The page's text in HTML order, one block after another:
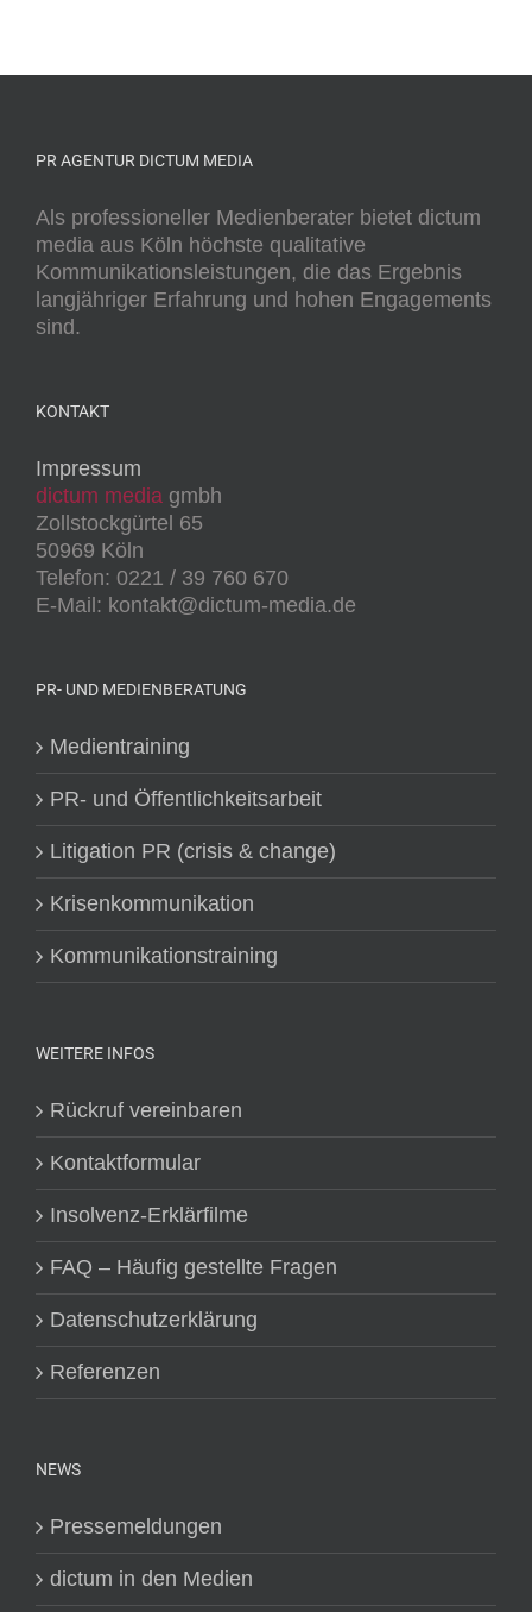
PR AGENTUR DICTUM MEDIA
Als professioneller Medienberater bietet dictum
media aus Köln höchste qualitative
Kommunikationsleistungen, die das Ergebnis
langjähriger Erfahrung und hohen Engagements
sind.
KONTAKT
Impressum
dictum media gmbh
Zollstockgürtel 65
50969 Köln
Telefon: 0221 / 39 760 670
E-Mail: kontakt@dictum-media.de
PR- UND MEDIENBERATUNG
Medientraining
PR- und Öffentlichkeitsarbeit
Litigation PR (crisis & change)
Krisenkommunikation
Kommunikationstraining
WEITERE INFOS
Rückruf vereinbaren
Kontaktformular
Insolvenz-Erklärfilme
FAQ – Häufig gestellte Fragen
Datenschutzerklärung
Referenzen
NEWS
Pressemeldungen
dictum in den Medien